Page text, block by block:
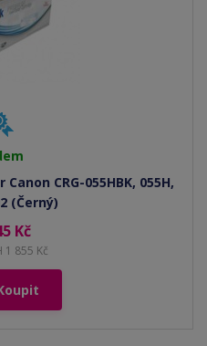
CRG-055HBK, 055H,
(Černý)
Kč
1 855 Kč